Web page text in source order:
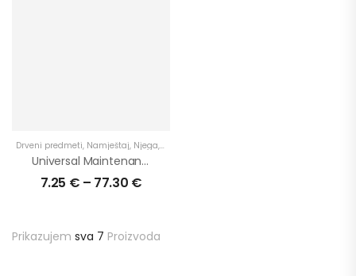
Drveni predmeti, Namještaj, Njega, Podovi
Universal Maintenance Oil – univerzalno ulje za njegu, jedinstveno u svojoj vrsti
7.25 € – 77.30 €
Prikazujem sva 7 Proizvoda